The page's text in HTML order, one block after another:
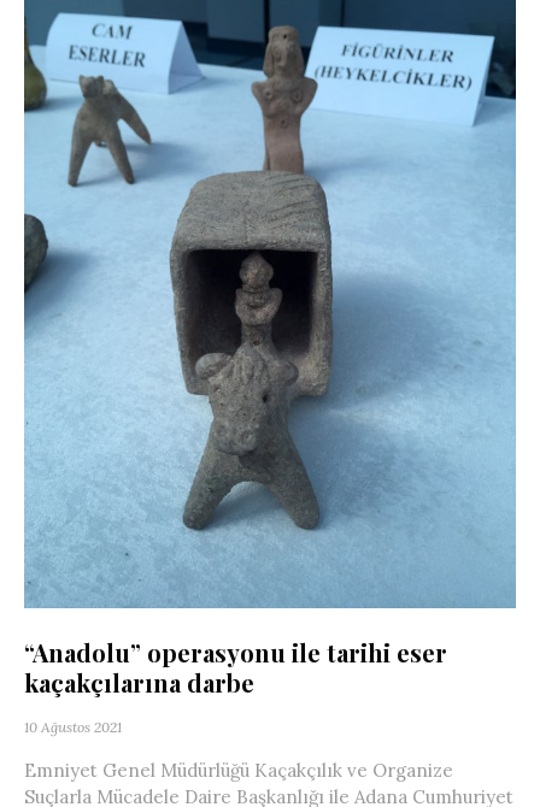
“Anadolu” operasyonu ile tarihi eser
kaçakçılarına darbe
10 Ağustos 2021
Emniyet Genel Müdürlüğü Kaçakçılık ve Organize
Suçlarla Mücadele Daire Başkanlığı ile Adana Cumhuriyet